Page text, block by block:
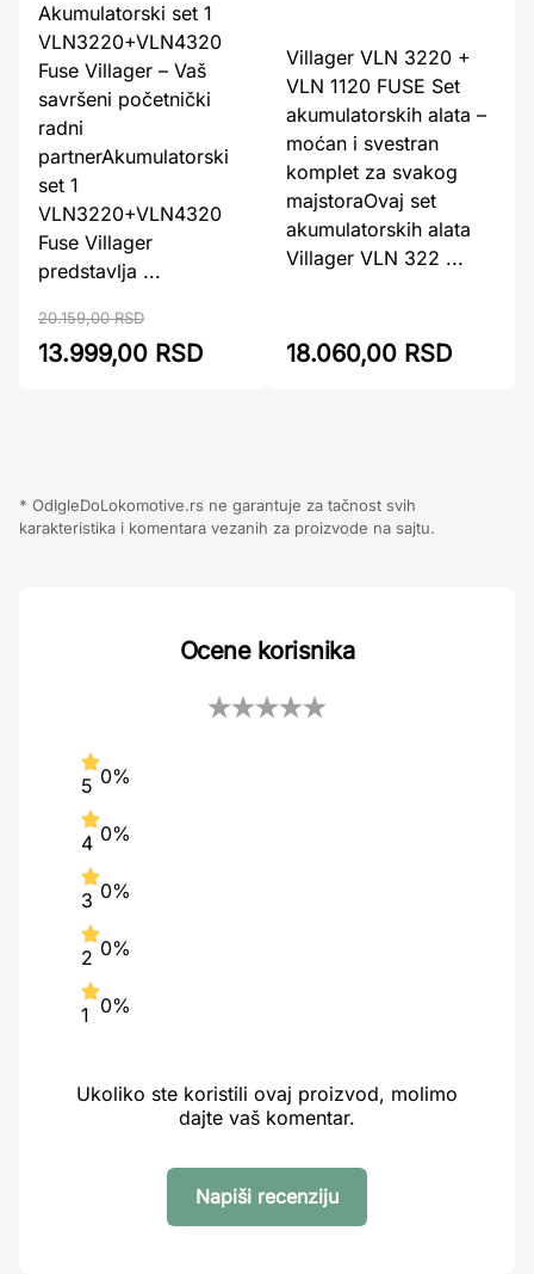
Akumulatorski set 1
VLN3220+VLN4320
Fuse Villager – Vaš
savršeni početnički
radni
partnerAkumulatorski
set 1
VLN3220+VLN4320
Fuse Villager
predstavlja ...
20.159,00 RSD
13.999,00 RSD
Villager VLN 3220 +
VLN 1120 FUSE Set
akumulatorskih alata –
moćan i svestran
komplet za svakog
majstoraOvaj set
akumulatorskih alata
Villager VLN 322 ...
18.060,00 RSD
* OdIgleDoLokomotive.rs ne garantuje za tačnost svih
karakteristika i komentara vezanih za proizvode na sajtu.
Ocene korisnika
5 0%
4 0%
3 0%
2 0%
1 0%
Ukoliko ste koristili ovaj proizvod, molimo
dajte vaš komentar.
Napiši recenziju